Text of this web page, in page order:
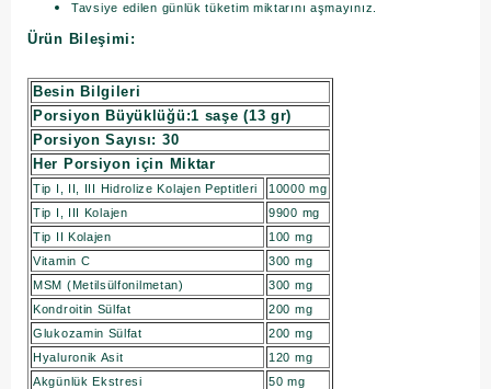
Tavsiye edilen günlük tüketim miktarını aşmayınız.
Ürün Bileşimi:
Besin Bilgileri
Porsiyon Büyüklüğü:1 saşe (13 gr)
Porsiyon Sayısı: 30
Her Porsiyon için Miktar
Tip I, II, III Hidrolize Kolajen Peptitleri
10000 mg
Tip I, III Kolajen
9900 mg
Tip II Kolajen
100 mg
Vitamin C
300 mg
MSM (Metilsülfonilmetan)
300 mg
Kondroitin Sülfat
200 mg
Glukozamin Sülfat
200 mg
Hyaluronik Asit
120 mg
Akgünlük Ekstresi
50 mg